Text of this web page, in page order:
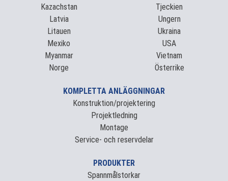
Kazachstan
Latvia
Litauen
Mexiko
Myanmar
Norge
Tjeckien
Ungern
Ukraina
USA
Vietnam
Österrike
KOMPLETTA ANLÄGGNINGAR
Konstruktion/projektering
Projektledning
Montage
Service- och reservdelar
PRODUKTER
Spannmålstorkar